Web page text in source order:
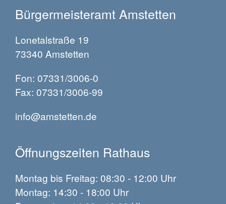
Bürgermeisteramt Amstetten
Lonetalstraße 19
73340 Amstetten
Fon: 07331/3006-0
Fax: 07331/3006-99
info@amstetten.de
Öffnungszeiten Rathaus
Montag bis Freitag: 08:30 - 12:00 Uhr
Montag: 14:30 - 18:00 Uhr